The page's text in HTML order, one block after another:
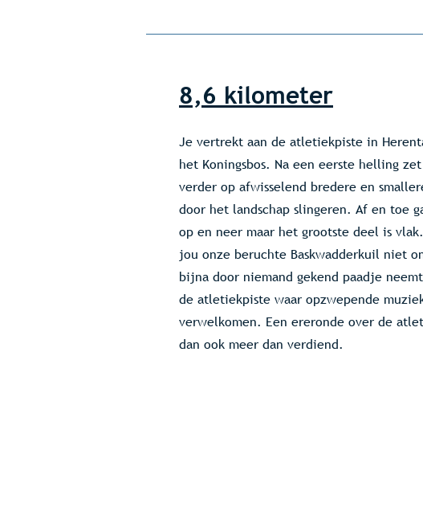
8,6 kilometer
Je vertrekt aan de atletiekpiste in
het Koningsbos. Na een eerste helling
verder op afwisselend bredere en
door het landschap slingeren. Af en toe
op en neer maar het grootste deel is
jou onze beruchte Baskwadderkuil niet
bijna door niemand gekend paadje
de atletiekpiste waar opzwepende
verwelkomen. Een ereronde over de
dan ook meer dan verdiend.